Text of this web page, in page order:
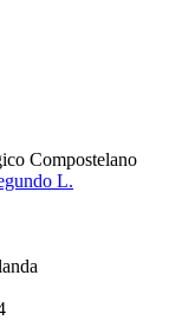
Compostelano
L.